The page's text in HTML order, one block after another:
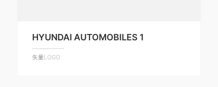
HYUNDAI AUTOMOBILES 1
矢量LOGO